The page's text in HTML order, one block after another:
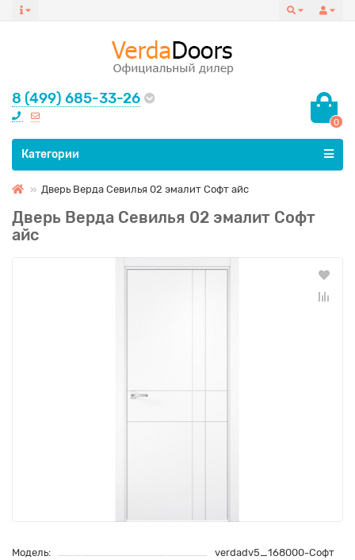
8 (499) 685-33-26
0
Все категории
Категории
Дверь Верда Севилья 02 эмалит Софт айс
Дверь Верда Севилья 02 эмалит Софт
айс
Модель:
verdadv5_168000-Софт